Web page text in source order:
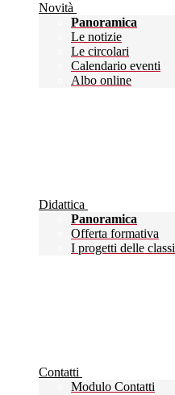
Novità
Panoramica
Le notizie
Le circolari
Calendario eventi
Albo online
Didattica
Panoramica
Offerta formativa
I progetti delle classi
Contatti
Modulo Contatti